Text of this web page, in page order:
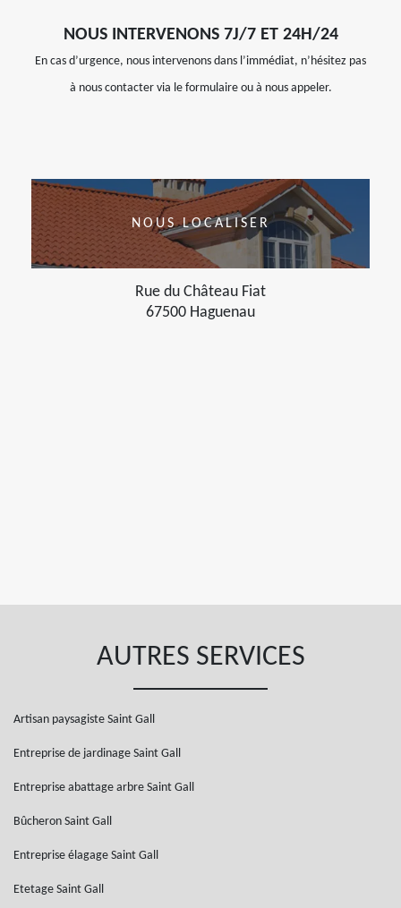
NOUS INTERVENONS 7J/7 ET 24H/24
En cas d’urgence, nous intervenons dans l’immédiat, n’hésitez pas
à nous contacter via le formulaire ou à nous appeler.
NOUS LOCALISER
Rue du Château Fiat
67500 Haguenau
AUTRES SERVICES
Artisan paysagiste Saint Gall
Entreprise de jardinage Saint Gall
Entreprise abattage arbre Saint Gall
Bûcheron Saint Gall
Entreprise élagage Saint Gall
Etetage Saint Gall